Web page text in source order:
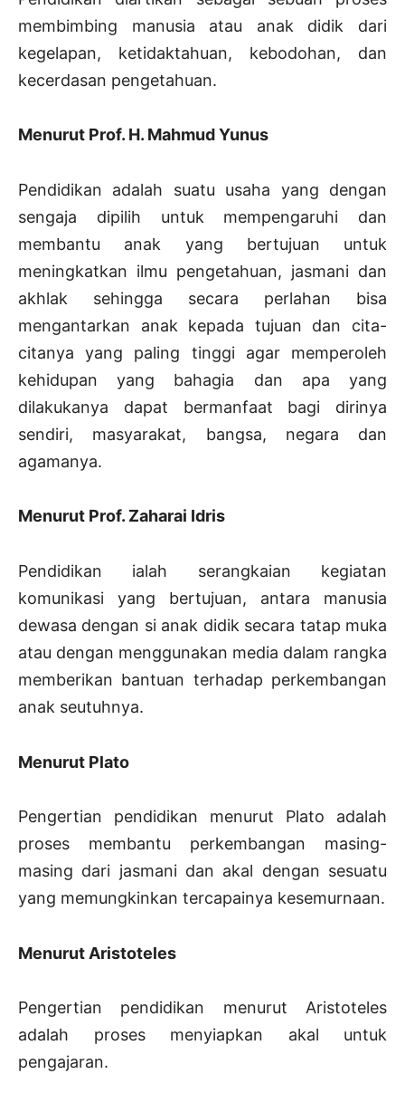
membimbing manusia atau anak didik dari
kegelapan, ketidaktahuan, kebodohan, dan
kecerdasan pengetahuan.
Menurut Prof. H. Mahmud Yunus
Pendidikan adalah suatu usaha yang dengan
sengaja dipilih untuk mempengaruhi dan
membantu anak yang bertujuan untuk
meningkatkan ilmu pengetahuan, jasmani dan
akhlak sehingga secara perlahan bisa
mengantarkan anak kepada tujuan dan cita-
citanya yang paling tinggi agar memperoleh
kehidupan yang bahagia dan apa yang
dilakukanya dapat bermanfaat bagi dirinya
sendiri, masyarakat, bangsa, negara dan
agamanya.
Menurut Prof. Zaharai Idris
Pendidikan ialah serangkaian kegiatan
komunikasi yang bertujuan, antara manusia
dewasa dengan si anak didik secara tatap muka
atau dengan menggunakan media dalam rangka
memberikan bantuan terhadap perkembangan
anak seutuhnya.
Menurut Plato
Pengertian pendidikan menurut Plato adalah
proses membantu perkembangan masing-
masing dari jasmani dan akal dengan sesuatu
yang memungkinkan tercapainya kesemurnaan.
Menurut Aristoteles
Pengertian pendidikan menurut Aristoteles
adalah proses menyiapkan akal untuk
pengajaran.